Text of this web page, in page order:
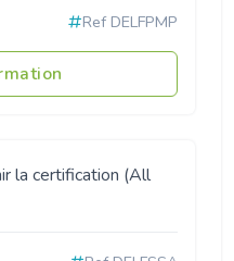
Ref DELFPMP
la certification (All